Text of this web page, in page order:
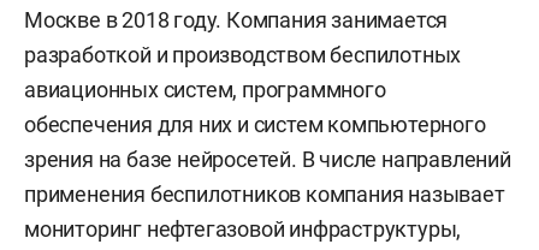
Москве в 2018 году. Компания занимается
разработкой и производством беспилотных
авиационных систем, программного
обеспечения для них и систем компьютерного
зрения на базе нейросетей. В числе направлений
применения беспилотников компания называет
мониторинг нефтегазовой инфраструктуры,